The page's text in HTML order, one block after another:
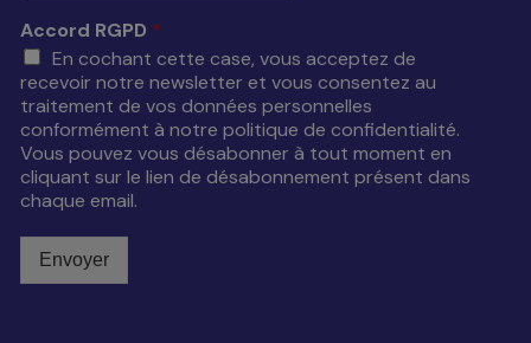
Accord RGPD *
En cochant cette case, vous acceptez de
recevoir notre newsletter et vous consentez au
traitement de vos données personnelles
conformément à notre politique de confidentialité.
Vous pouvez vous désabonner à tout moment en
cliquant sur le lien de désabonnement présent dans
chaque email.
Envoyer